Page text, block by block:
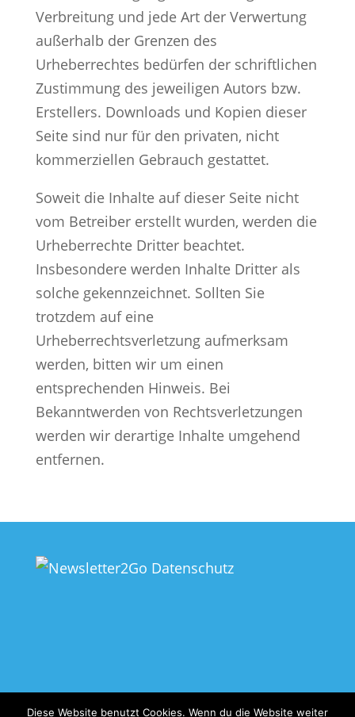
Verbreitung und jede Art der Verwertung
außerhalb der Grenzen des
Urheberrechtes bedürfen der schriftlichen
Zustimmung des jeweiligen Autors bzw.
Erstellers. Downloads und Kopien dieser
Seite sind nur für den privaten, nicht
kommerziellen Gebrauch gestattet.
Soweit die Inhalte auf dieser Seite nicht
vom Betreiber erstellt wurden, werden die
Urheberrechte Dritter beachtet.
Insbesondere werden Inhalte Dritter als
solche gekennzeichnet. Sollten Sie
trotzdem auf eine
Urheberrechtsverletzung aufmerksam
werden, bitten wir um einen
entsprechenden Hinweis. Bei
Bekanntwerden von Rechtsverletzungen
werden wir derartige Inhalte umgehend
entfernen.
Diese Website benutzt Cookies. Wenn du die Website weiter